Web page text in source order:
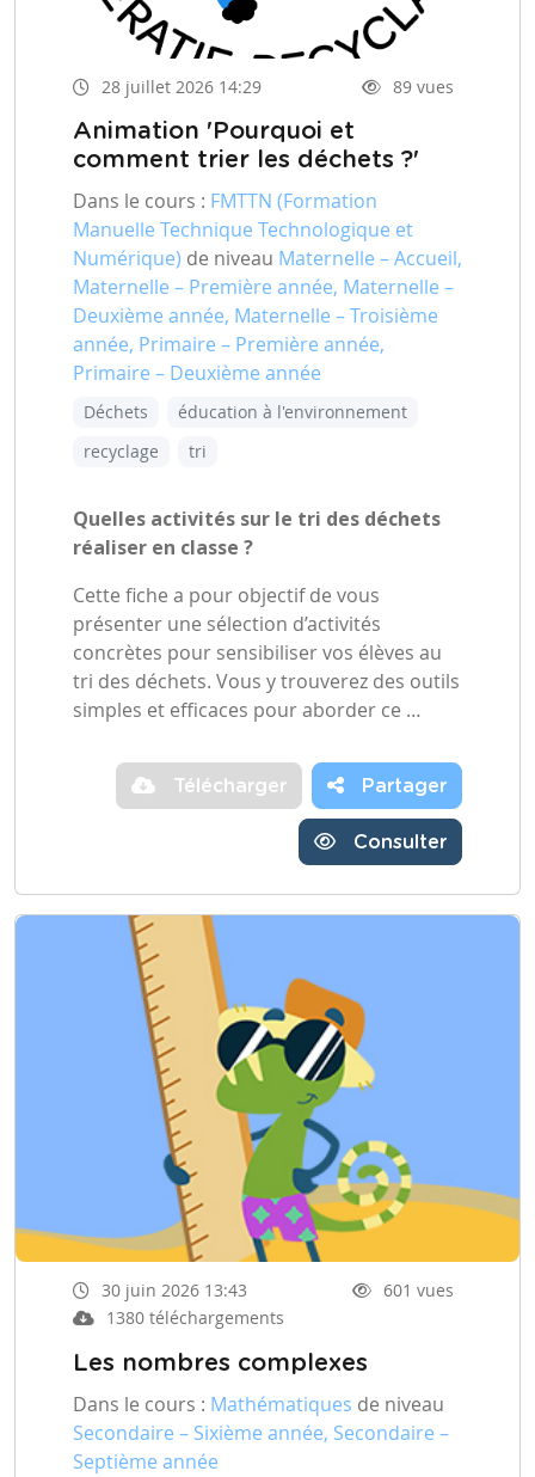
28 juillet 2026 14:29 89 vues
Animation 'Pourquoi et
comment trier les déchets ?'
Dans le cours : FMTTN (Formation
Manuelle Technique Technologique et
Numérique) de niveau Maternelle – Accueil,
Maternelle – Première année, Maternelle –
Deuxième année, Maternelle – Troisième
année, Primaire – Première année,
Primaire – Deuxième année
Déchets
éducation à l'environnement
recyclage
tri
Quelles activités sur le tri des déchets
réaliser en classe ?
Cette fiche a pour objectif de vous
présenter une sélection d’activités
concrètes pour sensibiliser vos élèves au
tri des déchets. Vous y trouverez des outils
simples et efficaces pour aborder ce …
Télécharger Partager
Consulter
30 juin 2026 13:43
601 vues
1380 téléchargements
Les nombres complexes
Dans le cours : Mathématiques de niveau
Secondaire – Sixième année, Secondaire –
Septième année